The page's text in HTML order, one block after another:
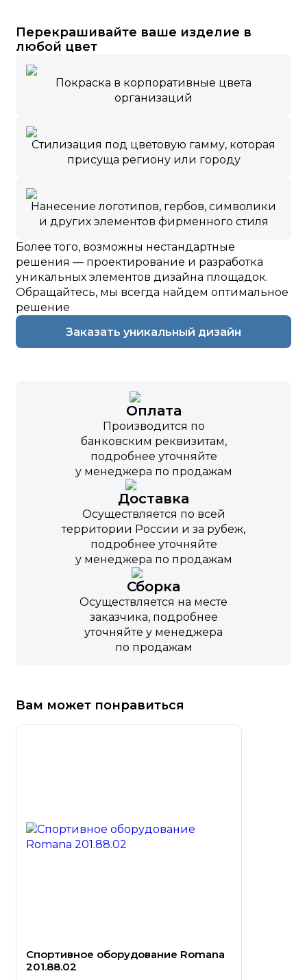
Перекрашивайте ваше изделие в
любой цвет
Покраска в корпоративные цвета
организаций
Стилизация под цветовую гамму, которая
присуща региону или городу
Нанесение логотипов, гербов, символики
и других элементов фирменного стиля
Более того, возможны нестандартные
решения — проектирование и разработка
уникальных элементов дизайна площадок.
Обращайтесь, мы всегда найдем оптимальное
решение
Заказать уникальный дизайн
Оплата
Производится по
банковским реквизитам,
подробнее уточняйте
у менеджера по продажам
Доставка
Осуществляется по всей
территории России и за рубеж,
подробнее уточняйте
у менеджера по продажам
Сборка
Осуществляется на месте
заказчика, подробнее
уточняйте у менеджера
по продажам
Вам может понравиться
Спортивное оборудование Romana
201.88.02